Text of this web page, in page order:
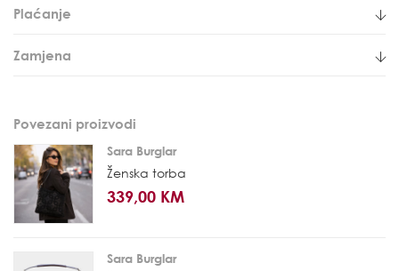
Plaćanje
Zamjena
Povezani proizvodi
Sara Burglar
Ženska torba
339,00 KM
Sara Burglar